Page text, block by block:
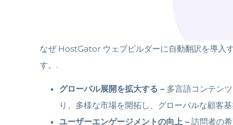
なぜ HostGator ウェブビルダーに自動翻訳を導入
す。.
グローバル展開を拡大する – 多言語コンテン
り、多様な市場を開拓し、グローバルな顧客
ユーザーエンゲージメントの向上 – 訪問者の